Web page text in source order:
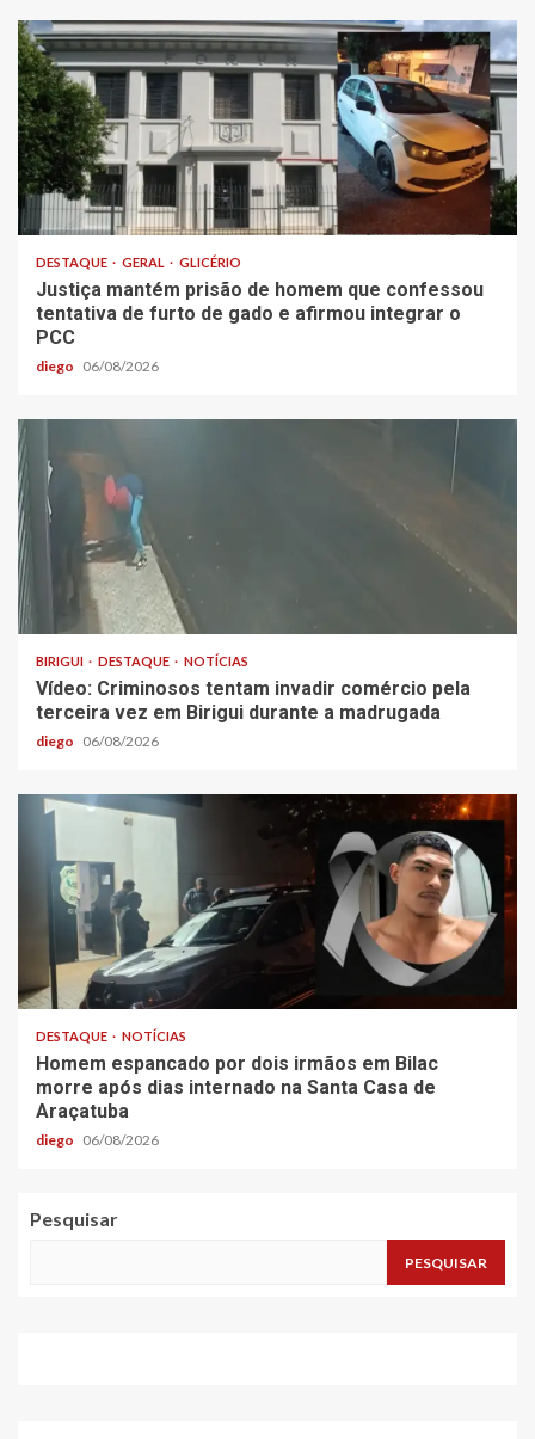
DESTAQUE GERAL GLICÉRIO
Justiça mantém prisão de homem que confessou
tentativa de furto de gado e afirmou integrar o
PCC
diego 06/08/2026
BIRIGUI DESTAQUE NOTÍCIAS
Vídeo: Criminosos tentam invadir comércio pela
terceira vez em Birigui durante a madrugada
diego 06/08/2026
DESTAQUE NOTÍCIAS
Homem espancado por dois irmãos em Bilac
morre após dias internado na Santa Casa de
Araçatuba
diego 06/08/2026
Pesquisar
PESQUISAR